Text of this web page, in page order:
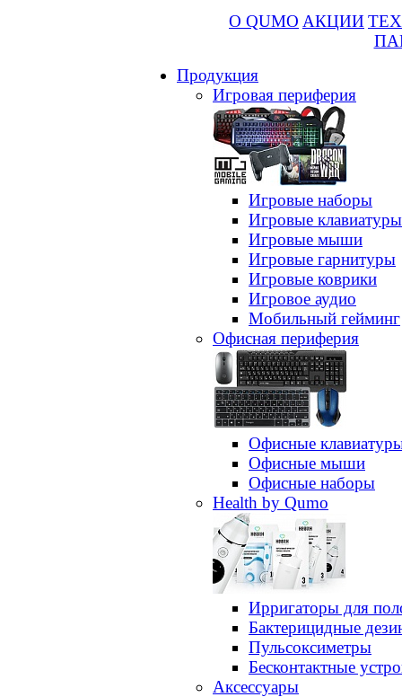
О QUMO АКЦИИ
Продукция
Игровая периферия
Игровые наборы
Игровые клавиатуры
Игровые мыши
Игровые гарнитуры
Игровые коврики
Игровое аудио
Мобильный гейминг
Офисная периферия
Офисные
Офисные мыши
Офисные наборы
Health by Qumo
Ирригаторы для
Бактерицидные
Пульсоксиметры
Бесконтактные
Аксессуары